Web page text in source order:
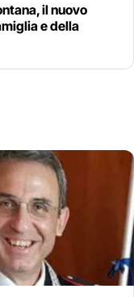
il nuovo
e della